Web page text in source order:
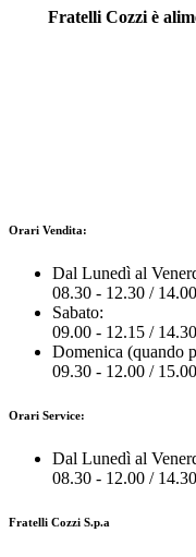
Fratelli Cozzi è
Orari Vendita:
Dal Lunedì al
08.30 - 12.30 /
Sabato:
09.00 - 12.15 /
Domenica (quando
09.30 - 12.00 /
Orari Service:
Dal Lunedì al
08.30 - 12.00 /
Fratelli Cozzi S.p.a